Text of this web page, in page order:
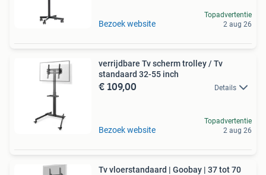
Bezoek website
Topadvertentie
2 aug 26
verrijdbare Tv scherm trolley / Tv
standaard 32-55 inch
€ 109,00 Details
Bezoek website
Topadvertentie
2 aug 26
Tv vloerstandaard | Goobay | 37 tot 70